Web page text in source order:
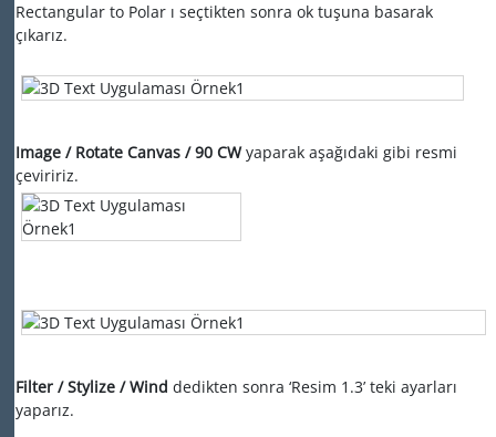
Rectangular to Polar ı seçtikten sonra ok tuşuna basarak
çıkarız.
Image / Rotate Canvas / 90 CWyaparak aşağıdaki gibi resmi
çeviririz.
Filter / Stylize / Wind dedikten sonra ‘Resim 1.3’ teki ayarları
yaparız.